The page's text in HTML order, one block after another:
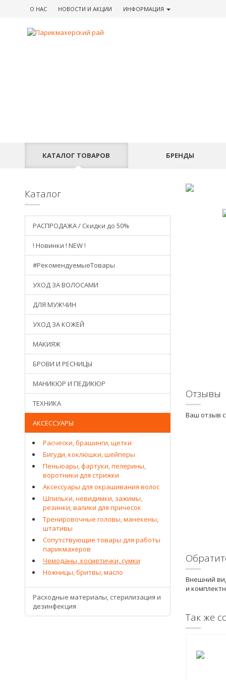
О НАС НОВОСТИ И АКЦИИ ИНФОРМАЦИЯ
КАТАЛОГ ТОВАРОВ БРЕНДЫ
Отзывы
Ваш отзыв
Внешний
и
Так же
Каталог
РАСПРОДАЖА / Скидки до 50%
! Новинки ! NEW !
#РекомендуемыеТовары
УХОД ЗА ВОЛОСАМИ
ДЛЯ МУЖЧИН
УХОД ЗА КОЖЕЙ
МАКИЯЖ
БРОВИ И РЕСНИЦЫ
МАНИКЮР И ПЕДИКЮР
ТЕХНИКА
АКСЕССУАРЫ
Расчески, брашинги, щетки
Бигуди, коклюшки, шейперы
Пеньюары, фартуки, пелерины,
воротники для стрижки
Аксессуары для окрашивания волос
Шпильки, невидимки, зажимы,
резинки, валики для причесок
Тренировочные головы, манекены,
штативы
Сопутствующие товары для работы
парикмахеров
Чемоданы, косметички, сумки
Ножницы, бритвы, масло
Расходные материалы, стерилизация и
дезинфекция